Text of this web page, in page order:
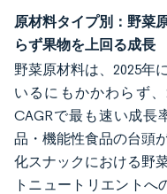
原材料タイプ別：野菜
らず果物を上回る成長
野菜原材料は、2025年
いるにもかかわらず、
CAGRで最も速い成長
品・機能性食品の台頭
化スナックにおける野
トニュートリエントへ